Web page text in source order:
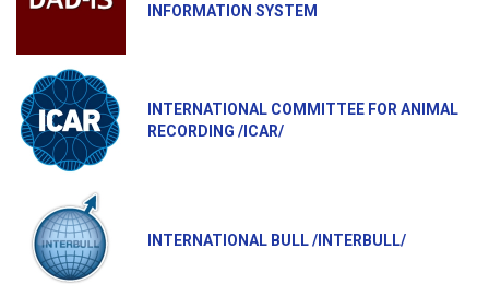
INFORMATION SYSTEM
INTERNATIONAL COMMITTEE FOR ANIMAL
RECORDING /ICAR/
INTERNATIONAL BULL /INTERBULL/